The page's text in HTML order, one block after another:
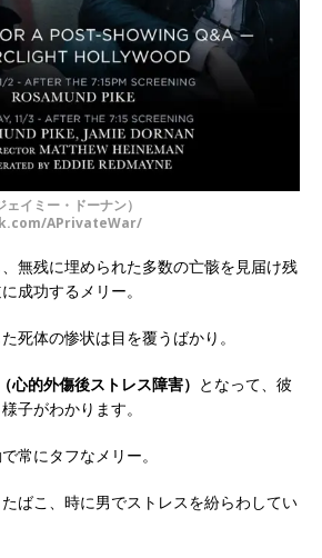
イミー・ドーナン）
APrivateWar/
無残に埋められた多数の亡骸を見届け残
成功するメリー。
死体の惨状は目を覆うばかり。
心的外傷後ストレス障害） となって、彼
子がわかります。
常にタフなメリー。
ばこ、時に男でストレスを紛らわしてい